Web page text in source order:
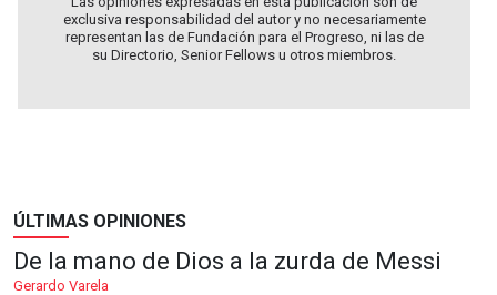
exclusiva responsabilidad del autor y no necesariamente
representan las de Fundación para el Progreso, ni las de
su Directorio, Senior Fellows u otros miembros.
ÚLTIMAS OPINIONES
De la mano de Dios a la zurda de Messi
Gerardo Varela